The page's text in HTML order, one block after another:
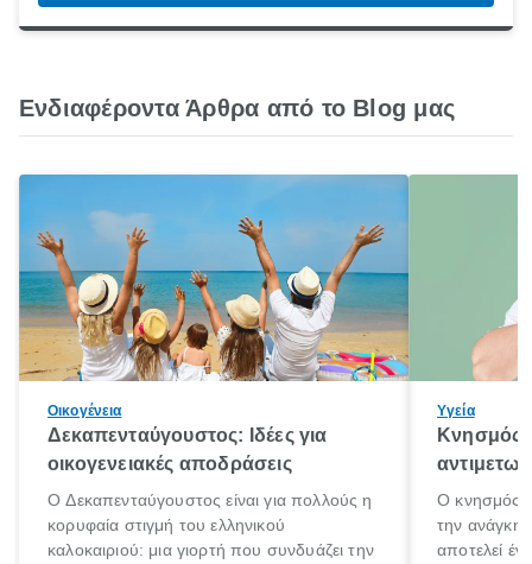
Ενδιαφέροντα Άρθρα από το Blog μας
Οικογένεια
Δεκαπενταύγουστος: Ιδέες για
οικογενειακές αποδράσεις
Ο Δεκαπενταύγουστος είναι για πολλούς η
κορυφαία στιγμή του ελληνικού
καλοκαιριού: μια γιορτή που συνδυάζει την
Υγεία
Κνησμός:
Ο κνησμός
την ανάγκη
αποτελεί